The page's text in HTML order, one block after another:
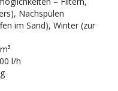
Nachspülen
im Sand), Winter (zur
l/h